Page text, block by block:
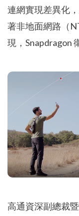
連網實現差異化
著非地面網路（
現，Snapdragon
高通資深副總裁